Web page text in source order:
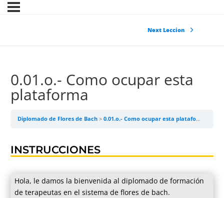
Next Leccion
0.01.o.- Como ocupar esta
plataforma
Diplomado de Flores de Bach 0.01.o.- Como ocupar esta plataforma
INSTRUCCIONES
Hola, le damos la bienvenida al diplomado de formación
de terapeutas en el sistema de flores de bach.